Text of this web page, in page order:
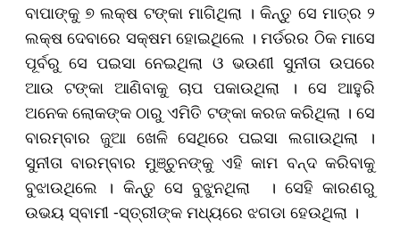
ବାପାଙ୍କୁ ୭ ଲକ୍ଷ ଟଙ୍କା ମାଗିଥିଲା । କିନ୍ତୁ ସେ ମାତ୍ର ୨
ଲକ୍ଷ ଦେବାରେ ସକ୍ଷମ ହୋଇଥିଲେ । ମର୍ଡରର ଠିକ ମାସେ
ପୂର୍ବରୁ ସେ ପଇସା ନେଇଥିଲା ଓ ଭଉଣୀ ସୁନୀତା ଉପରେ
ଆଉ ଟଙ୍କା ଆଣିବାକୁ ଚାପ ପକାଉଥିଲା । ସେ ଆହୁରି
ଅନେକ ଲୋକଙ୍କ ଠାରୁ ଏମିତି ଟଙ୍କା କରଜ କରିଥିଲା । ସେ
ବାରମ୍ବାର ଜୁଆ ଖେଳି ସେଥିରେ ପଇସା ଲଗାଉଥିଲା ।
ସୁନୀତା ବାରମ୍ବାର ମୁଞ୍ଚୁନଙ୍କୁ ଏହି କାମ ବନ୍ଦ କରିବାକୁ
ବୁଝାଉଥିଲେ । କିନ୍ତୁ ସେ ବୁଝୁନଥିଲା । ସେହି କାରଣରୁ
ଉଭୟ ସ୍ବାମୀ -ସ୍ତ୍ରୀଙ୍କ ମଧ୍ୟରେ ଝଗଡା ହେଉଥିଲା ।